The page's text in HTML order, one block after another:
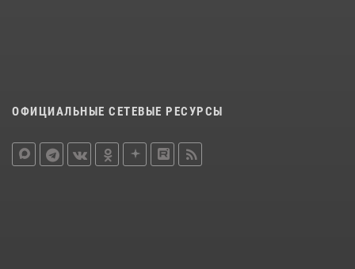
ОФИЦИАЛЬНЫЕ СЕТЕВЫЕ РЕСУРСЫ